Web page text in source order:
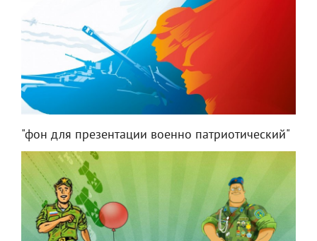
"фон для презентации военно патриотический"